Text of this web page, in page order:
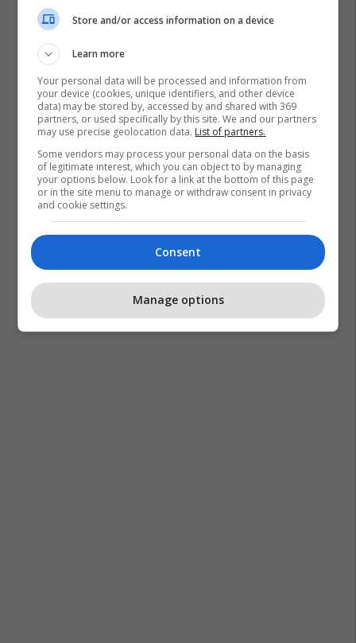
Brooke Shields
Store and/or access information on a device
Learn more
Your personal data will be processed and information from
your device (cookies, unique identifiers, and other device
data) may be stored by, accessed by and shared with 369
partners, or used specifically by this site. We and our partners
may use precise geolocation data. List of partners.
Some vendors may process your personal data on the basis
of legitimate interest, which you can object to by managing
your options below. Look for a link at the bottom of this page
or in the site menu to manage or withdraw consent in privacy
and cookie settings.
Consent
Manage options